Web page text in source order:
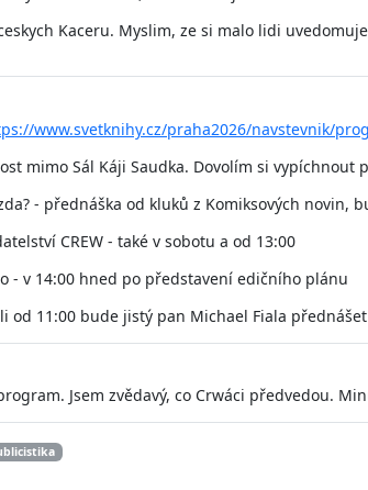
Kaceru. Myslim, ze si malo lidi
www.svetknihy.cz/praha2026/navstevnik/
mimo Sál Káji Saudka. Dovolím si vypíchnout
- přednáška od kluků z Komiksových novin,
CREW - také v sobotu a od 13:00
- v 14:00 hned po představení edičního plánu
od 11:00 bude jistý pan Michael Fiala
Jsem zvědavý, co Crwáci předvedou.